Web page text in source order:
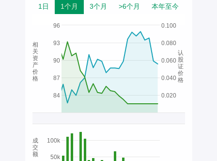
1日 1个月 3个月 >6个月 本年至今
90
84
87
93
96 0.100
0.020
0.040
0.060
0.080
50k
100k
相
关
资
产
价
格
认
股
证
价
格
成
交
额